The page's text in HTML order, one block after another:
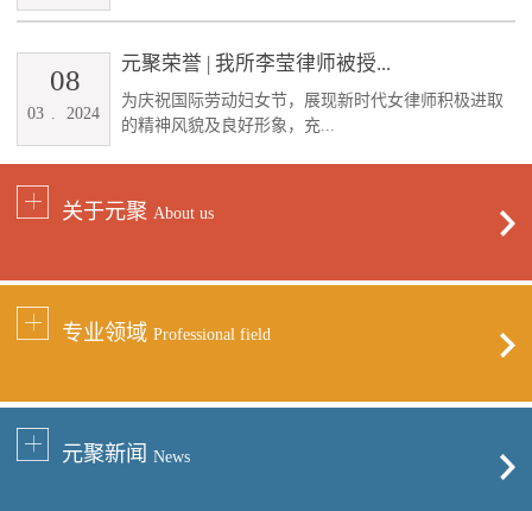
元聚荣誉 | 我所李莹律师被授...
为庆祝国际劳动妇女节，展现新时代女律师积极进取
的精神风貌及良好形象，充...
03 2024
08
关于元聚 About us
专业领域 Professional field
元聚新闻 News